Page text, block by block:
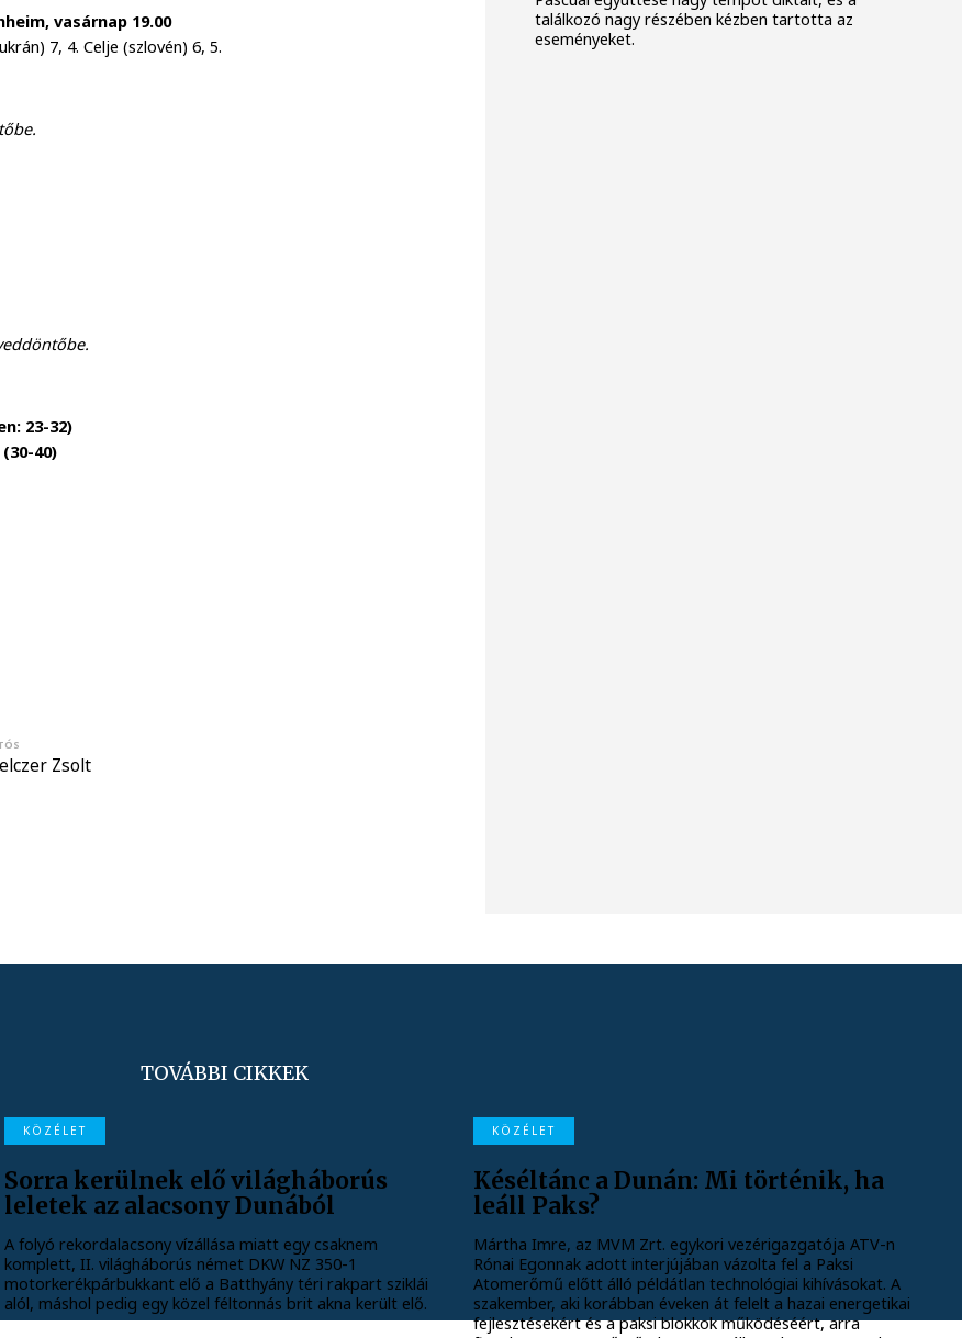
vasárnap 19.00
7, 4. Celje (szlovén) 6, 5.
23-32)
40)
Zsolt
találkozó nagy részében kézben tartotta az
eseményeket.
TOVÁBBI CIKKEK
KÖZÉLET
Sorra kerülnek elő világháborús
leletek az alacsony Dunából
A folyó rekordalacsony vízállása miatt egy csaknem
komplett, II. világháborús német DKW NZ 350-1
motorkerékpárbukkant elő a Batthyány téri rakpart sziklái
alól, máshol pedig egy közel féltonnás brit akna került elő.
KÖZÉLET
Késéltánc a Dunán: Mi történik, ha
leáll Paks?
Mártha Imre, az MVM Zrt. egykori vezérigazgatója ATV-n
Rónai Egonnak adott interjújában vázolta fel a Paksi
Atomerőmű előtt álló példátlan technológiai kihívásokat. A
szakember, aki korábban éveken át felelt a hazai energetikai
fejlesztésekért és a paksi blokkok működéséért, arra